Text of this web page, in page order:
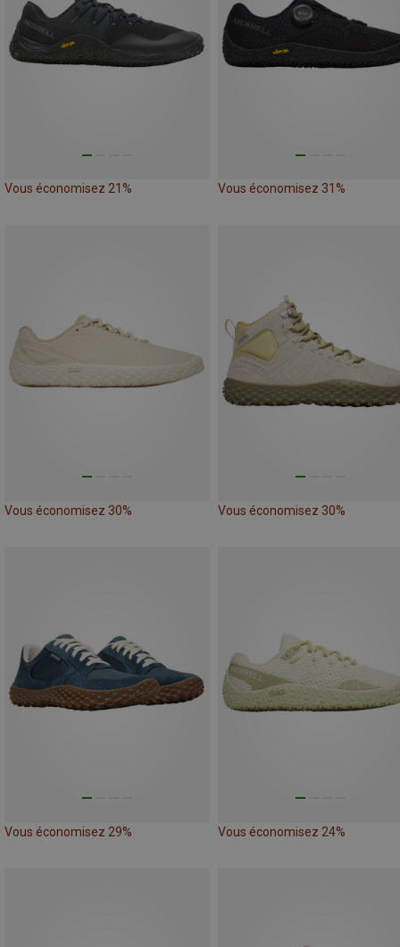
Vous économisez 21% Vous économisez 31%
Vous économisez 30% Vous économisez 30%
Vous économisez 29% Vous économisez 24%